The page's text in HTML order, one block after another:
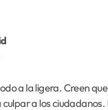
a la ligera. Creen
a los